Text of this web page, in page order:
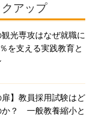
アップ
光専攻はなぜ就職に
を支える実践教育と
扉】教員採用試験はど
か？ 一般教養縮小と